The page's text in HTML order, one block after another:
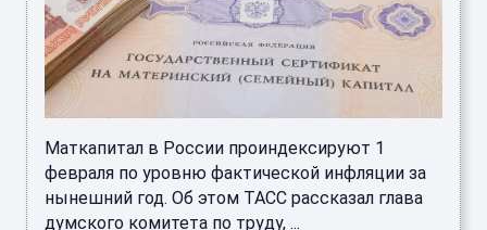
Маткапитал в России проиндексируют 1
февраля по уровню фактической инфляции за
нынешний год. Об этом ТАСС рассказал глава
думского комитета по труду, ...